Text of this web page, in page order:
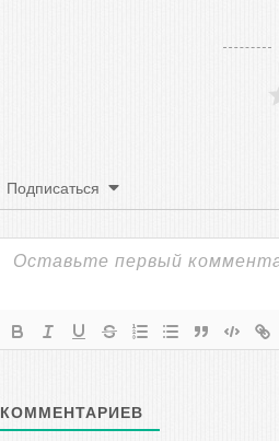
Подписаться
КОММЕНТАРИЕВ